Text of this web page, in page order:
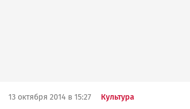
13 октября 2014 в 15:27 Культура